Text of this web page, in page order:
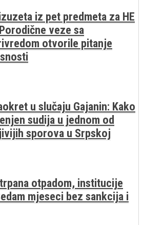
iz pet predmeta za HE
veze sa
otvorile pitanje
u slučaju Gajanin: Kako
sudija u jednom od
sporova u Srpskoj
otpadom, institucije
mjeseci bez sankcija i